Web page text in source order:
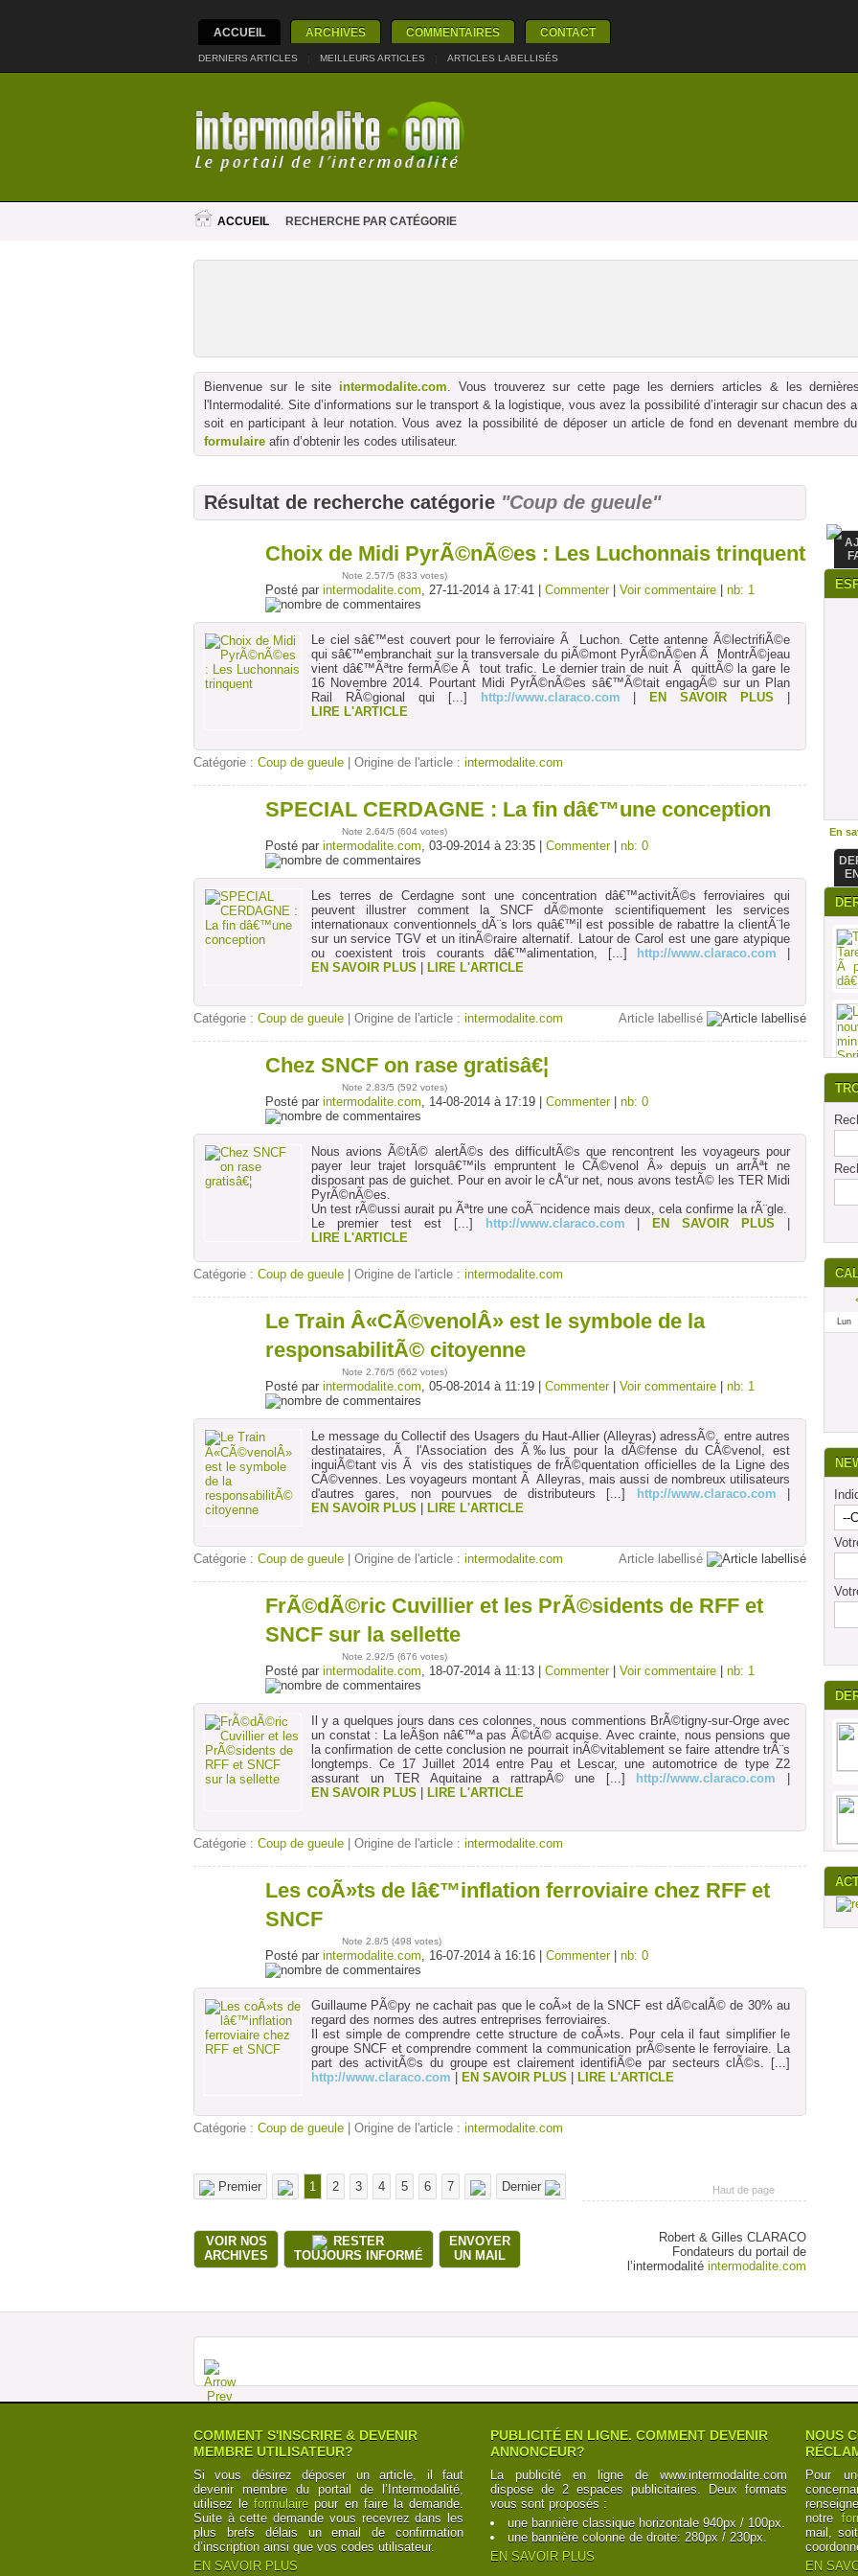
ACCUEIL ARCHIVES COMMENTAIRES CONTACT
DERNIERS ARTICLES | MEILLEURS ARTICLES | ARTICLES LABELLISÉS
ACCUEIL RECHERCHE PAR CATÉGORIE
Bienvenue sur le site intermodalite.com. Vous trouverez sur cette page les derniers articles & les
l'Intermodalité. Site d’informations sur le transport & la logistique, vous avez la possibilité d’interagir sur chacun des
soit en participant à leur notation. Vous avez la possibilité de déposer un article de fond en devenant membre
formulaire afin d’obtenir les codes utilisateur.
Résultat de recherche catégorie "Coup de gueule"
Choix de Midi PyrÃ©nÃ©es : Les Luchonnais trinquent
Note 2.57/5 (833 votes)
Posté par intermodalite.com, 27-11-2014 à 17:41 | Commenter| Voir commentaire nb: 1
Le ciel sâ€™est couvert pour le ferroviaire Ã Luchon. Cette antenne Ã©lectrifiÃ©e
qui sâ€™embranchait sur la transversale du piÃ©mont PyrÃ©nÃ©en Ã MontrÃ©jeau
vient dâ€™Ãªtre fermÃ©e Ã tout trafic. Le dernier train de nuit Ã quittÃ© la gare le
16 Novembre 2014. Pourtant Midi PyrÃ©nÃ©es sâ€™Ã©tait engagÃ© sur un Plan
Rail RÃ©gional qui [...] http://www.claraco.com EN SAVOIR PLUS
LIRE L'ARTICLE
Catégorie : Coup de gueule | Origine de l'article : intermodalite.com
SPECIAL CERDAGNE : La fin dâ€™une conception
Note 2.64/5 (604 votes)
Posté par intermodalite.com, 03-09-2014 à 23:35 | Commenter| nb: 0
Les terres de Cerdagne sont une concentration dâ€™activitÃ©s ferroviaires qui
peuvent illustrer comment la SNCF dÃ©monte scientifiquement les services
internationaux conventionnels dÃ¨s lors quâ€™il est possible de rabattre la clientÃ¨le
sur un service TGV et un itinÃ©raire alternatif. Latour de Carol est une gare atypique
ou coexistent trois courants dâ€™alimentation, [...] http://www.claraco.com
EN SAVOIR PLUS
LIRE L'ARTICLE
Catégorie : Coup de gueule | Origine de l'article : intermodalite.com Article labellisé
Chez SNCF on rase gratisâ€¦
Note 2.83/5 (592 votes)
Posté par intermodalite.com, 14-08-2014 à 17:19 | Commenter| nb: 0
Nous avions Ã©tÃ© alertÃ©s des difficultÃ©s que rencontrent les voyageurs pour
payer leur trajet lorsquâ€™ils empruntent le CÃ©venol Â» depuis un arrÃªt ne
disposant pas de guichet. Pour en avoir le cÅ“ur net, nous avons testÃ© les TER Midi
PyrÃ©nÃ©es.
Un test rÃ©ussi aurait pu Ãªtre une coÃ¯ncidence mais deux, cela confirme la rÃ¨gle.
Le premier test est[...] http://www.claraco.com EN SAVOIR PLUS
LIRE L'ARTICLE
Catégorie : Coup de gueule | Origine de l'article : intermodalite.com
Le Train Â«CÃ©venolÂ» est le symbole de la
responsabilitÃ© citoyenne
Note 2.76/5 (662 votes)
Posté par intermodalite.com, 05-08-2014 à 11:19 | Commenter| Voir commentaire nb: 1
Le message du Collectif des Usagers du Haut-Allier (Alleyras) adressÃ©, entre autres
destinataires, Ã l'Association des Ã‰lus pour la dÃ©fense du CÃ©venol, est
inquiÃ©tant vis Ã vis des statistiques de frÃ©quentation officielles de la Ligne des
CÃ©vennes. Les voyageurs montant Ã Alleyras, mais aussi de nombreux utilisateurs
d'autres gares, non pourvues de distributeurs [...] http://www.claraco.com
EN SAVOIR PLUS
LIRE L'ARTICLE
Catégorie : Coup de gueule | Origine de l'article : intermodalite.com Article labellisé
FrÃ©dÃ©ric Cuvillier et les PrÃ©sidents de RFF et
SNCF sur la sellette
Note 2.92/5 (676 votes)
Posté par intermodalite.com, 18-07-2014 à 11:13 | Commenter| Voir commentaire nb: 1
Il y a quelques jours dans ces colonnes, nous commentions BrÃ©tigny-sur-Orge avec
un constat : La leÃ§on nâ€™a pas Ã©tÃ© acquise. Avec crainte, nous pensions que
la confirmation de cette conclusion ne pourrait inÃ©vitablement se faire attendre trÃ¨s
longtemps. Ce 17 Juillet 2014 entre Pau et Lescar, une automotrice de type Z2
assurant un TER Aquitaine a rattrapÃ© une [...] http://www.claraco.com
EN SAVOIR PLUS
LIRE L'ARTICLE
Catégorie : Coup de gueule | Origine de l'article : intermodalite.com
Les coÃ»ts de lâ€™inflation ferroviaire chez RFF et
SNCF
Note 2.8/5 (498 votes)
Posté par intermodalite.com, 16-07-2014 à 16:16 | Commenter| nb: 0
Guillaume PÃ©py ne cachait pas que le coÃ»t de la SNCF est dÃ©calÃ© de 30% au
regard des normes des autres entreprises ferroviaires.
Il est simple de comprendre cette structure de coÃ»ts. Pour cela il faut simplifier le
groupe SNCF et comprendre comment la communication prÃ©sente le ferroviaire. La
part des activitÃ©s du groupe est clairement identifiÃ©e par secteurs clÃ©s. [...]
http://www.claraco.com
EN SAVOIR PLUS LIRE L'ARTICLE
Catégorie : Coup de gueule | Origine de l'article : intermodalite.com
Premier 1 2 3 4 5 6 7 Dernier Haut de page
VOIR NOS
ARCHIVES
RESTER
TOUJOURS INFORMÉ
ENVOYER
UN MAIL
Robert & Gilles CLARACO
Fondateurs du portail de
l’intermodalité intermodalite.com
En
Lun
COMMENT S'INSCRIRE & DEVENIR
MEMBRE UTILISATEUR?
Si vous désirez déposer un article, il faut
devenir membre du portail de l’Intermodalité,
utilisez leformulaire pour en faire la demande.
Suite à cette demande vous recevrez dans les
plus brefs délais un email de confirmation
d’inscription ainsi que vos codes utilisateur.
EN SAVOIR PLUS
PUBLICITÉ EN LIGNE. COMMENT DEVENIR
ANNONCEUR?
La publicité en ligne de www.intermodalite.com
dispose de 2 espaces publicitaires. Deux formats
vous sont proposés :
une bannière classique horizontale 940px / 100px.
une bannière colonne de droite: 280px / 230px.
EN SAVOIR PLUS
NOUS
Pour
notre
mail,
EN